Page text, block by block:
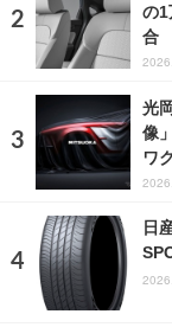
の1
合
光
像
ワ
日